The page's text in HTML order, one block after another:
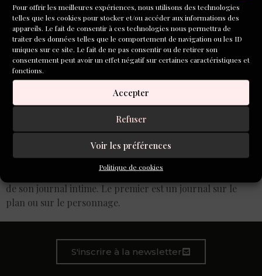
Pour offrir les meilleures expériences, nous utilisons des technologies
telles que les cookies pour stocker et/ou accéder aux informations des
appareils. Le fait de consentir à ces technologies nous permettra de
traiter des données telles que le comportement de navigation ou les ID
uniques sur ce site. Le fait de ne pas consentir ou de retirer son
consentement peut avoir un effet négatif sur certaines caractéristiques et
fonctions.
Accepter
Refuser
Voir les préférences
Politique de cookies
Les journaux d’écrivains sont souvent passionnants et
permettent de découvrir le processus créatif de chacun.
Quand elle écrit, Lola Lafon tient deux journaux en plus
de son journal intime. Le premier est un journal sur le
plan ou sur le personnage.
S'inscrire à la newsletter